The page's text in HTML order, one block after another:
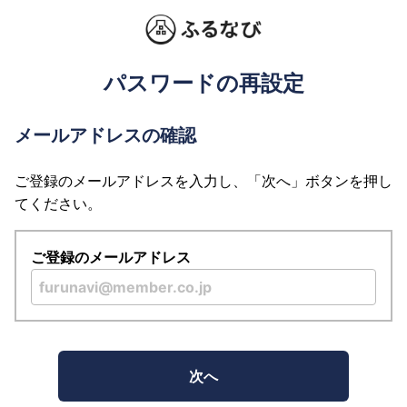
パスワードの再設定
メールアドレスの確認
ご登録のメールアドレスを入力し、「次へ」ボタンを押し
てください。
ご登録のメールアドレス